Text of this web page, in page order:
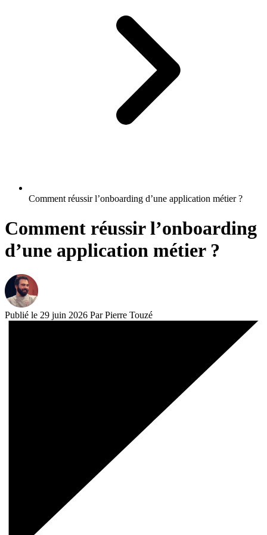
Comment réussir l’onboarding d’une application métier ?
Comment réussir l’onboarding
d’une application métier ?
Publié le 29 juin 2026 Par Pierre Touzé